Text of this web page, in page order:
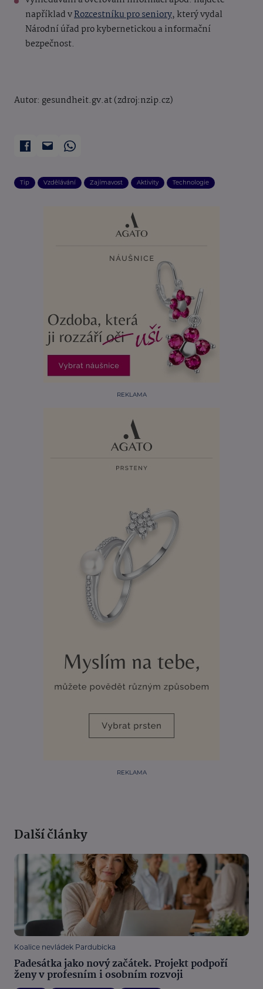
například vRozcestníku pro seniory, který vydal
Národní úřad pro kybernetickou a informační
bezpečnost.
Autor: gesundheit.gv.at (zdroj:nzip.cz)
Tip Vzdělávání Zajímavost Aktivity Technologie
REKLAMA
REKLAMA
Další články
Koalice nevládek Pardubicka
Padesátka jako nový začátek. Projekt podpoří
ženy v profesním i osobním rozvoji